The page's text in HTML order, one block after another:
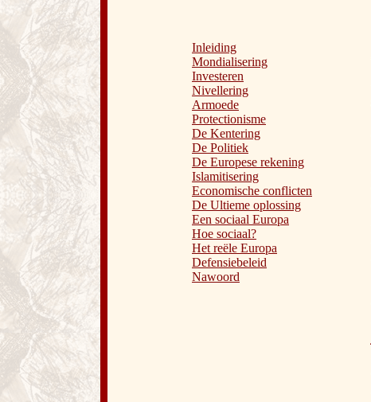
Inleiding
Mondialisering
Investeren
Nivellering
Armoede
Protectionisme
De Kentering
De Politiek
De Europese rekening
Islamitisering
Economische conflicten
De Ultieme oplossing
Een sociaal Europa
Hoe sociaal?
Het reële Europa
Defensiebeleid
Nawoord